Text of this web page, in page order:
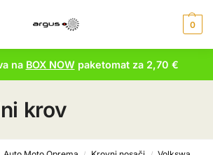
0
na BOX NOWpaketomat za 2,70 €
krov